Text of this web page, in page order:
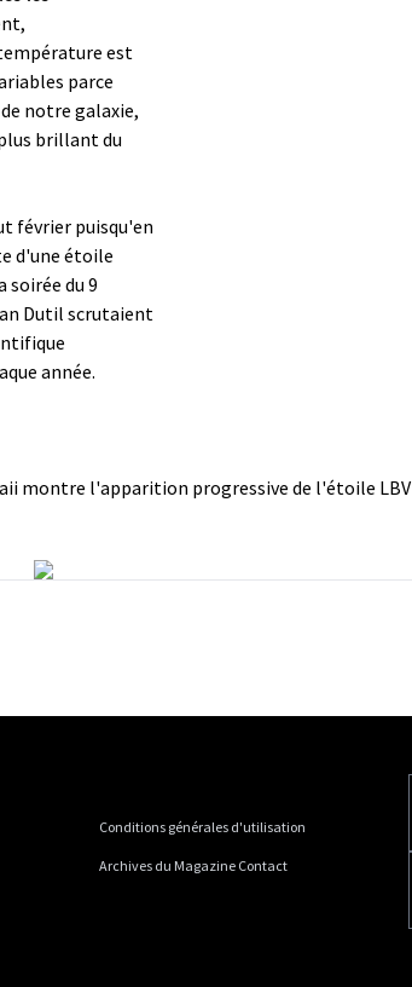
est
parce
notre galaxie,
brillant du
février puisqu'en
d'une étoile
soirée du 9
Dutil scrutaient
année.
montre l'apparition progressive de l'étoile LBV
Conditions générales d'utilisation
Archives du Magazine Contact